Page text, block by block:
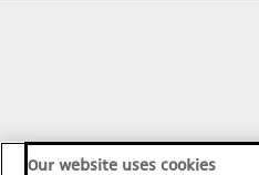
Our website uses cookies